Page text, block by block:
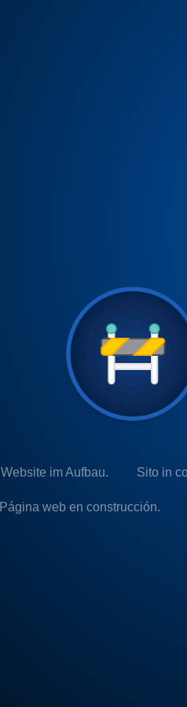
Website im Aufbau. Sito in
Página web en construcción.